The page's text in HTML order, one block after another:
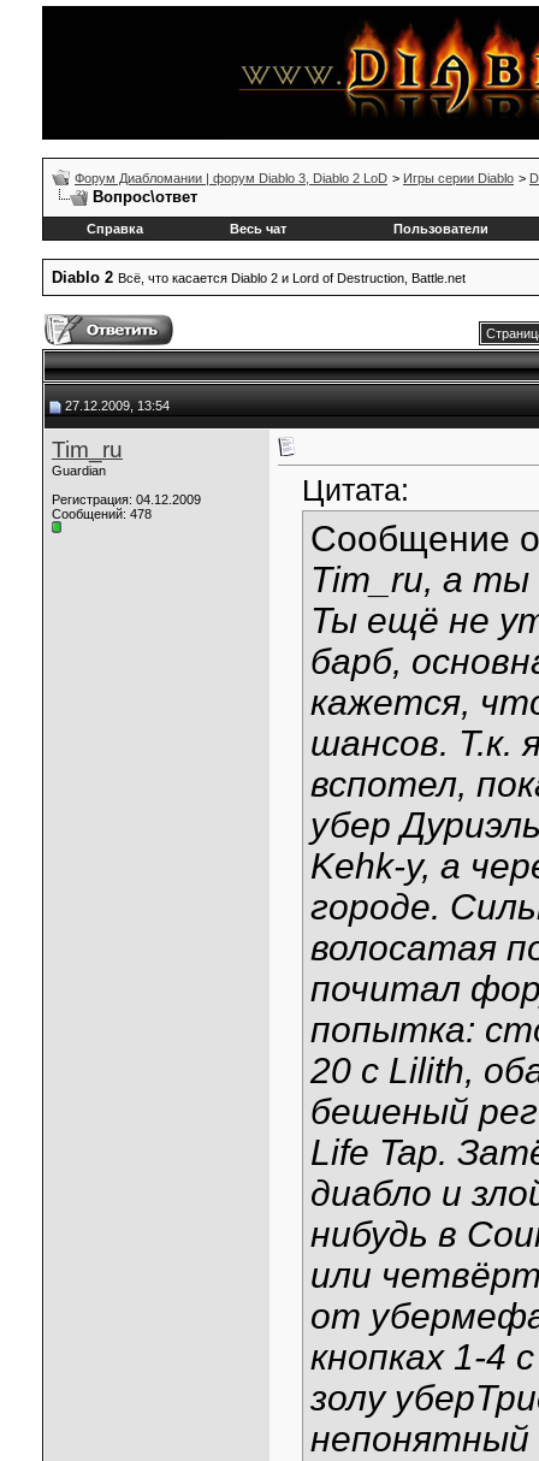
Форум Диабломании | форум Diablo 3, Diablo 2 LoD > Игры серии Diablo >
Вопрос\ответ
Справка Весь чат Пользователи
Diablo 2 Всё, что касается Diablo 2 и Lord of Destruction, Battle.net
27.12.2009, 13:54
Tim_ru
Guardian
Регистрация: 04.12.2009
Сообщений: 478
Цитата:
Сообщение
Tim_ru, а ты
Ты ещё не
барб,
кажется,
шансов. Т.к.
вспотел,
убер
Kehk-у, а
городе.
волосатая
почитал
попытка:
20 с Lilith,
бешеный
Life Tap.
диабло и
нибудь в
или
от
кнопках 1-4
золу
непонятный